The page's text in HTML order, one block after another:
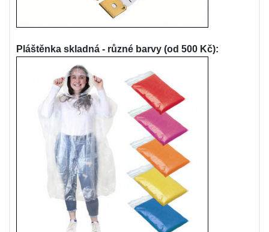
Pláštěnka skladná - různé barvy (od 500 Kč):